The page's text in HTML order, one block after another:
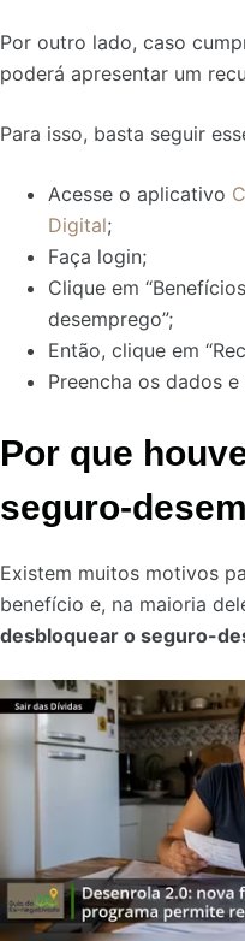
Por outro lado, caso
poderá apresentar um
Para isso, basta seguir
Acesse o aplicativo
Digital;
Faça login;
Clique em
desemprego”;
Então, clique em
Preencha os dados
Por que
seguro-
Existem muitos motivos
benefício e, na maioria
desbloquear o seguro-